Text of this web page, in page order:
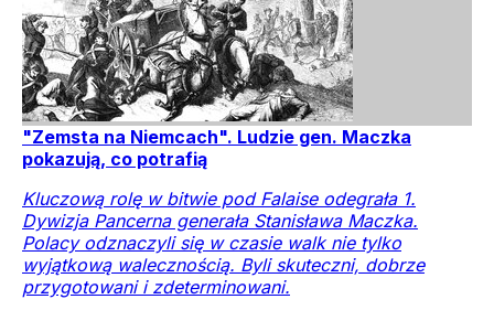
"Zemsta na Niemcach". Ludzie gen. Maczka
pokazują, co potrafią
Kluczową rolę w bitwie pod Falaise odegrała 1.
Dywizja Pancerna generała Stanisława Maczka.
Polacy odznaczyli się w czasie walk nie tylko
wyjątkową walecznością. Byli skuteczni, dobrze
przygotowani i zdeterminowani.